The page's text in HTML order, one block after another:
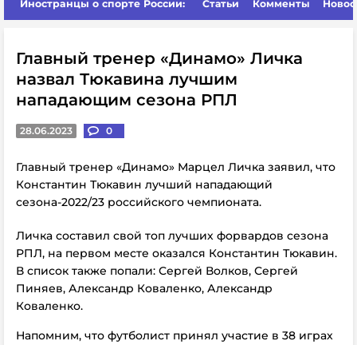
Иностранцы о спорте России: Статьи Комменты
Главный тренер «Динамо» Личка
назвал Тюкавина лучшим
нападающим сезона РПЛ
28.06.2023 0
Главный тренер «Динамо» Марцел Личка заявил, что
Константин Тюкавин лучший нападающий
сезона-2022/23 российского чемпионата.
Личка составил свой топ лучших форвардов сезона
РПЛ, на первом месте оказался Константин Тюкавин.
В список также попали: Сергей Волков, Сергей
Пиняев, Александр Коваленко, Александр
Коваленко.
Напомним, что футболист принял участие в 38 играх